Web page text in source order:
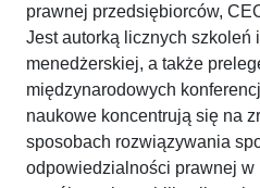
prawnej przedsiębiorców,
Jest autorką licznych szkoleń
menedżerskiej, a także
międzynarodowych
naukowe koncentrują się na
sposobach rozwiązywania
odpowiedzialności prawnej w